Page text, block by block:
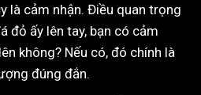
là cảm nhận. Điều quan trọng
đỏ ấy lên tay, bạn có cảm
không? Nếu có, đó chính là
đúng đắn.